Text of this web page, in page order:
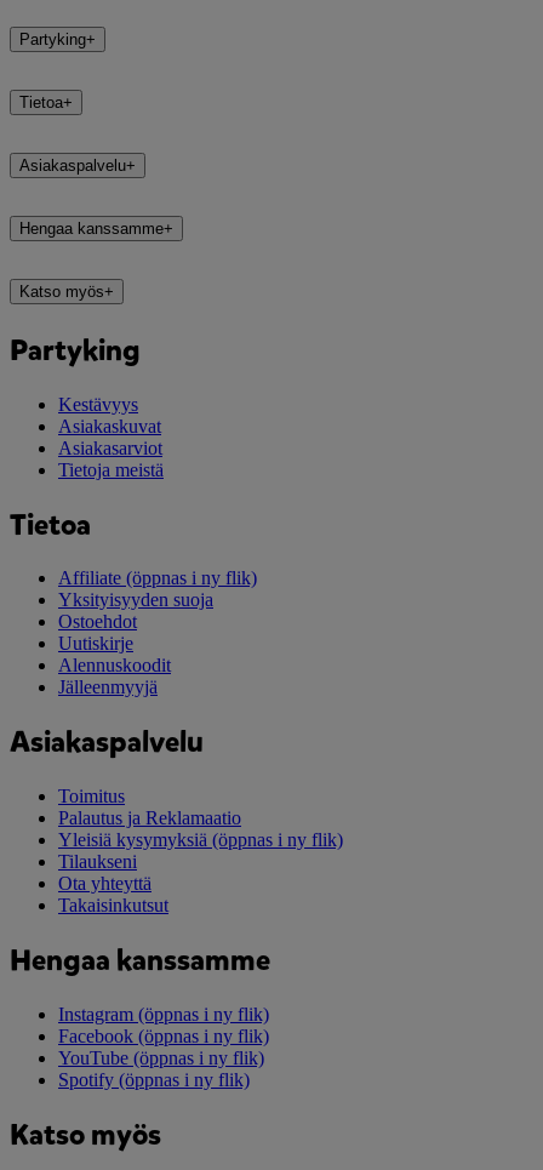
Partyking+
Tietoa+
Asiakaspalvelu+
Hengaa kanssamme+
Katso myös+
Partyking
Kestävyys
Asiakaskuvat
Asiakasarviot
Tietoja meistä
Tietoa
Affiliate (öppnas i ny flik)
Yksityisyyden suoja
Ostoehdot
Uutiskirje
Alennuskoodit
Jälleenmyyjä
Asiakaspalvelu
Toimitus
Palautus ja Reklamaatio
Yleisiä kysymyksiä (öppnas i ny flik)
Tilaukseni
Ota yhteyttä
Takaisinkutsut
Hengaa kanssamme
Instagram (öppnas i ny flik)
Facebook (öppnas i ny flik)
YouTube (öppnas i ny flik)
Spotify (öppnas i ny flik)
Katso myös